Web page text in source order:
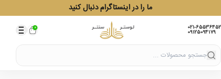
ما را در اینستاگرام دنبال کنید
021-65536452
09125094179
0